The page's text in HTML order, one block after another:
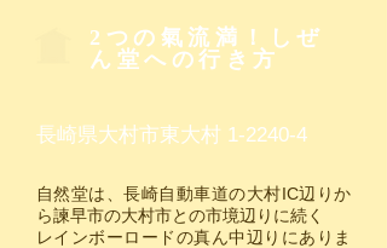
2つの氣流満！しぜ
ん堂への行き方
​長崎県大村市東大村 1-2240-4
自然堂は、長崎自動車道の大村IC辺りか
ら諫早市の大村市との市境辺りに続く
レインボーロードの真ん中辺りにありま